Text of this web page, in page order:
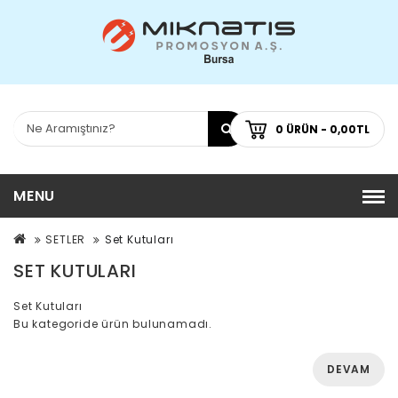
0 ÜRÜN - 0,00TL
MENU
SETLER Set Kutuları
SET KUTULARI
Set Kutuları
Bu kategoride ürün bulunamadı.
DEVAM